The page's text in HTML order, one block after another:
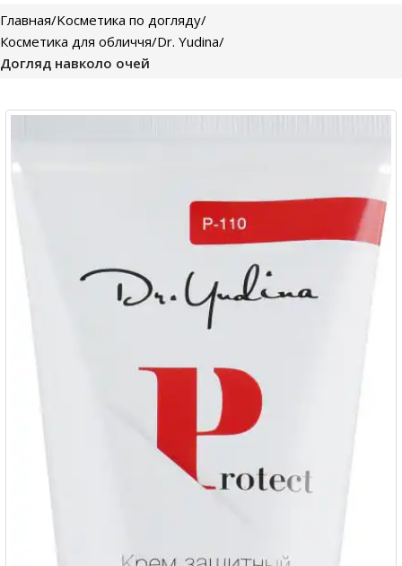
Главная Kосметика по догляду
Косметика для обличчя Dr. Yudina
Догляд навколо очей